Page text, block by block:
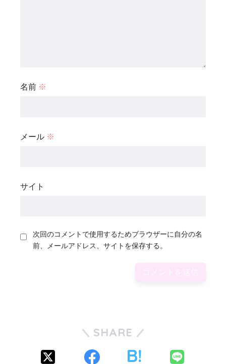
名前 ※
メール ※
サイト
次回のコメントで使用するためブラウザーに自分の名
前、メールアドレス、サイトを保存する。
SHARE